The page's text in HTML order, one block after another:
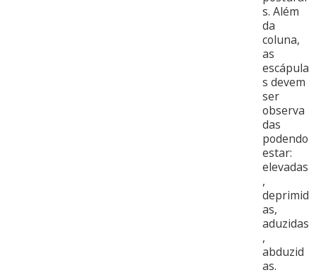
s. Além
da
coluna,
as
escápula
s devem
ser
observa
das
podendo
estar:
elevadas
,
deprimid
as,
aduzidas
,
abduzid
as.